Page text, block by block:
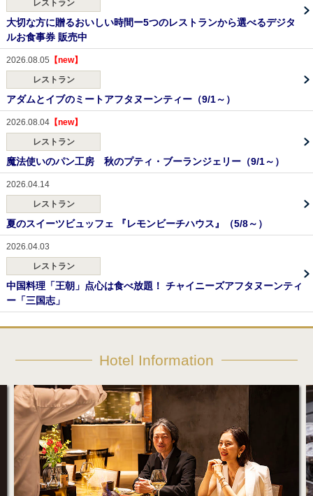
レストラン
大切な方に贈るおいしい時間ー5つのレストランから選べるデジタ
ルお食事券 販売中
2026.08.05
レストラン
アダムとイブのミートアフタヌーンティー（9/1～）
2026.08.04
レストラン
魔法使いのパン工房 秋のプティ・ブーランジェリー（9/1～）
2026.04.14
レストラン
夏のスイーツビュッフェ 『レモンビーチハウス』（5/8～）
2026.04.03
レストラン
中国料理「王朝」点心は食べ放題！ チャイニーズアフタヌーンティ
ー「三国志」
Hotel Information